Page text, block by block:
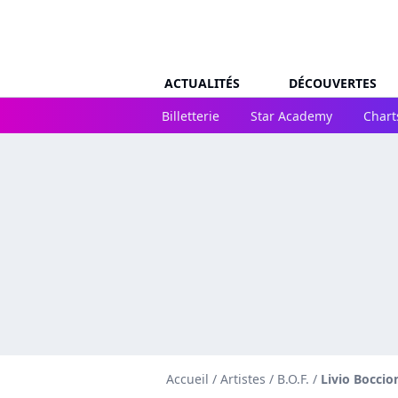
ACTUALITÉS DÉCOUVERTES
Billetterie
Star Academy
Accueil / Artistes / B.O.F. / Livio